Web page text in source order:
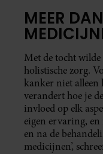
MEER
Met de tocht
holistische zorg.
kanker niet alleen
verandert hoe je
invloed op elk
eigen ervaring,
en na de
medicijnen’,